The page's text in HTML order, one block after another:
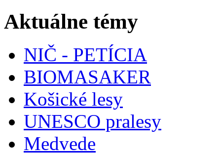
Aktuálne témy
NIČ - PETÍCIA
BIOMASAKER
Košické lesy
UNESCO pralesy
Medvede